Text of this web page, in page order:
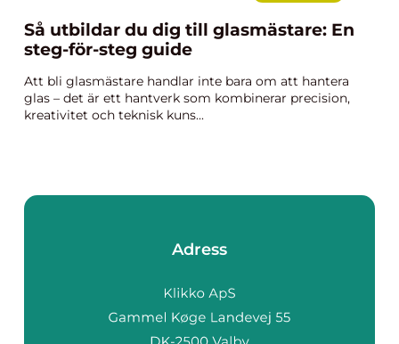
Så utbildar du dig till glasmästare: En
steg-för-steg guide
Att bli glasmästare handlar inte bara om att hantera
glas – det är ett hantverk som kombinerar precision,
kreativitet och teknisk kuns...
Adress